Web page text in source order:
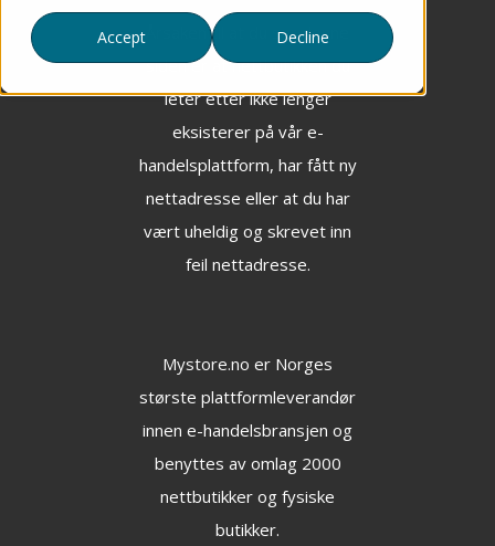
Accept Decline
Årsaken til at du ser denne
siden er at nettbutikken du
leter etter ikke lenger
eksisterer på vår e-
handelsplattform, har fått ny
nettadresse eller at du har
vært uheldig og skrevet inn
feil nettadresse.
Mystore.no er Norges
største plattformleverandør
innen e-handelsbransjen og
benyttes av omlag 2000
nettbutikker og fysiske
butikker.